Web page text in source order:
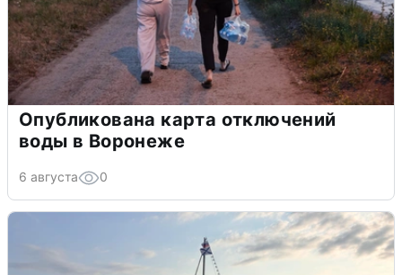
Опубликована карта отключений
воды в Воронеже
6 августа 0